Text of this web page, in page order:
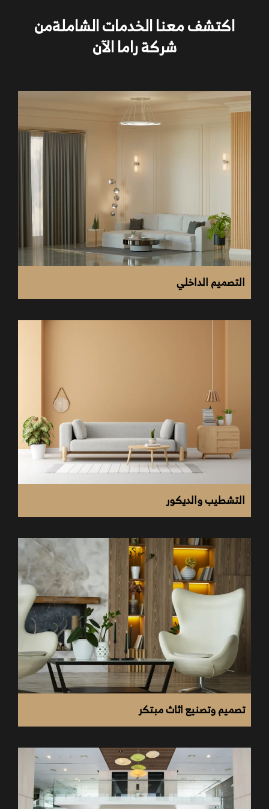
التصميم الداخلي
تصميم واجهات محلات
شركات ديكور فى مصر
يتم العمل وفقا لمخطط محكم يضمن لك استغلال كامل
للمساحات وعرض جيد للمنتجات.
يتم تحديد المشروع على حسب رغبات العميل واحتياجات
المكان.
يتم العمل بنظام مع الحرص على تنفيذ متطلبات المشروع
في أسرع وقت ممكن.
إشراف كامل أثناء التصميم والتنفيذ من طاقم خبراء على
أعلى مستوى من الكفاءة.
تخطيط المساحات على أعلى مستوى من الدقة والكفاءة.
اكتشف معنا الخدمات الشاملةمن
شركة راما الآن
التصميم الداخلي
التشطيب والديكور
تصميم وتصنيع اثاث مبتكر